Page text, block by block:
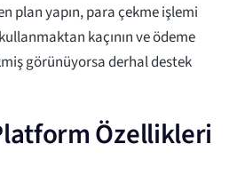
plan yapın, para çekme işlemi
kaçının ve ödeme
görünüyorsa derhal destek
Özellikleri